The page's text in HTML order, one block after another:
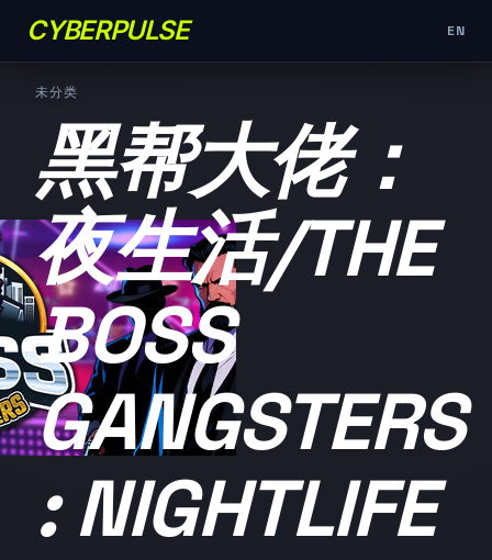
CYBERPULSE EN
未分类
黑帮大佬：
夜生活/THE
BOSS
GANGSTERS
: NIGHTLIFE